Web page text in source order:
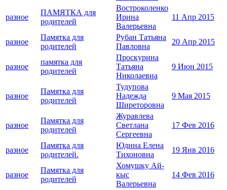
разное
ПАМЯТКА для
родителей
Востроколенко
Ирина
Валерьевна
11 Апр 2015
разное
Памятка для
родителей
Рубан Татьяна
Павловна
20 Апр 2015
разное
памятка для
родителей
Проскурина
Татьяна
Николаевна
9 Июн 2015
разное
Памятка для
родителей
Тудупова
Надежда
Ширеторовна
9 Мая 2015
разное
Памятка для
родителей
Журавлева
Светлана
Сергеевна
17 Фев 2016
разное
Памятка для
родителей.
Юдина Елена
Тихоновна
19 Янв 2016
разное
Памятка для
родителей
Хомушку Ай-
кыс
Валерьевна
14 Фев 2016